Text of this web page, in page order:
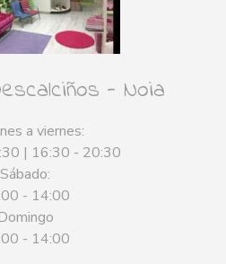
- Noia
a viernes:
| 16:30 - 20:30
Sábado:
- 14:00
Domingo
- 14:00